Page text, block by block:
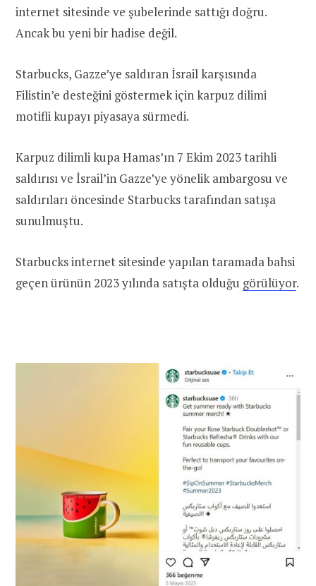
internet sitesinde ve şubelerinde sattığı doğru.
Ancak bu yeni bir hadise değil.
Starbucks, Gazze’ye saldıran İsrail karşısında
Filistin’e desteğini göstermek için karpuz dilimi
motifli kupayı piyasaya sürmedi.
Karpuz dilimli kupa Hamas’ın 7 Ekim 2023 tarihli
saldırısı ve İsrail’in Gazze’ye yönelik ambargosu ve
saldırıları öncesinde Starbucks tarafından satışa
sunulmuştu.
Starbucks internet sitesinde yapılan taramada bahsi
geçen ürünün 2023 yılında satışta olduğu görülüyor.